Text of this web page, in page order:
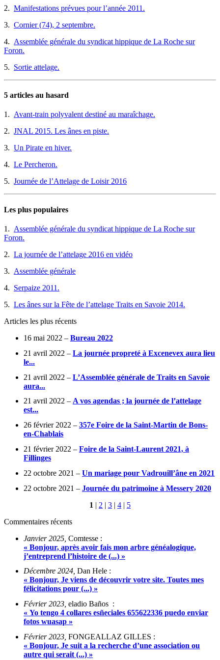
2. Manifestations prévues pour l’année 2011.
3. Cornier (74), 2 septembre.
4. Assemblée générale du syndicat hippique de La Roche sur
Foron.
5. Sortie attelage.
5 articles au hasard
1. Avant-train polyvalent destiné au maraîchage.
2. JNAL 2015. Les ânes en piste.
3. Un Pirate en hiver.
4. Le Percheron.
5. Journée de l’Attelage de Loisir 2016
Les plus populaires
1. Assemblée générale du syndicat hippique de La Roche sur
Foron.
2. La journée de l’attelage 2016 en vidéo
3. Assemblée générale
4. Serpaize 2011.
5. Les ânes sur la Fête de l’attelage Traits en Savoie 2014.
Articles les plus récents
16 mai 2022 – Bureau 2022
21 avril 2022 – La journée propreté à Excenevex aura lieu
le...
21 avril 2022 – L’Assemblée générale de Traits en Savoie
aura...
21 avril 2022 – A vos agendas ; la journée de l’attelage
est...
26 février 2022 – 357e Foire de la Saint-Martin de Bons-
en-Chablais
21 février 2022 – Foire de la Saint-Laurent 2021, à
Fillinges
22 octobre 2021 – Un mariage pour Vadrouill’âne en 2021
22 octobre 2021 – Journée du patrimoine à Messery 2020
1 | 2 | 3 | 4 | 5
Commentaires récents
Janvier 2025, Comtesse :
« Bonjour, après avoir fais mon arbre généalogique,
j’entreprend l’histoire de (...) »
Décembre 2024, Dan Hele :
« Bonjour, Je viens de découvrir votre site. Toutes mes
félicitations pour (...) »
Février 2023, eladio Baños :
« Yo tengo 4 collares esñeciales 655622336 puedo enviar
fotos wuasap »
Février 2023, FONGEALLAZ GILLES :
« Bonjour, Je suit a la recherche d’une association ou
autre qui serait (...) »